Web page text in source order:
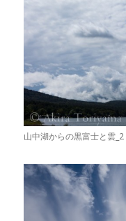
山中湖からの黒富士と雲